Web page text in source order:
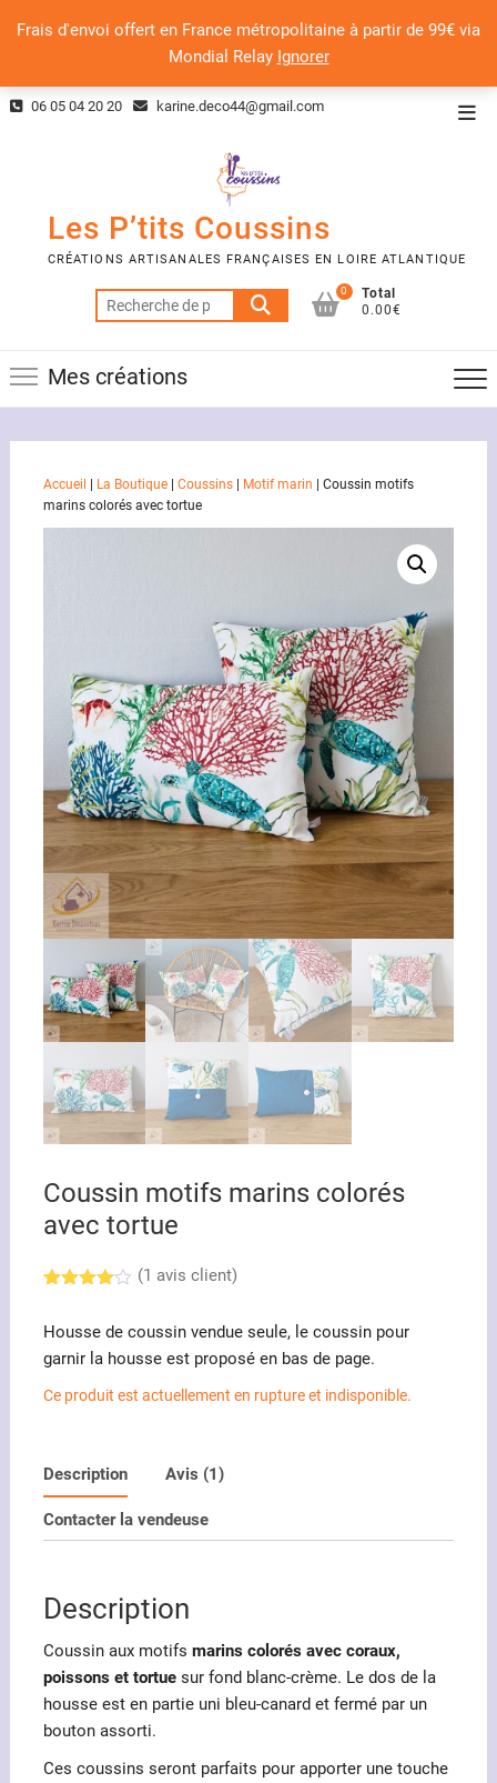
Frais d'envoi offert en France métropolitaine à partir de 99€ via
Mondial Relay Ignorer
Skip 06 05 04 20 20 karine.deco44@gmail.com
Les P’tits Coussins
CRÉATIONS ARTISANALES FRANÇAISES EN LOIRE ATLANTIQUE
Recherche
pour :
0
Total
0.00€
Mes créations
Accueil La Boutique| Coussins| Motif marin
Coussin motifs
marins colorés avec tortue
Coussin motifs marins colorés
avec tortue
sur 5
basé
sur
client
(1 avis client)
Housse de coussin vendue seule, le coussin pour
garnir la housse est proposé en bas de page.
Ce produit est actuellement en rupture et indisponible.
Description Avis (1)
Contacter la vendeuse
Description
Coussin aux motifs marins colorés avec coraux,
poissons et tortuesur fond blanc-crème. Le dos de la
housse est en partie uni bleu-canard et fermé par un
bouton assorti.
Ces coussins seront parfaits pour apporter une touche